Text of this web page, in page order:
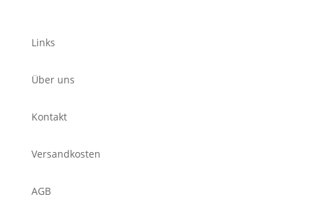
Links
Über uns
Kontakt
Versandkosten
AGB